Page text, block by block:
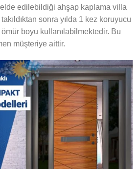
edilebildiği ahşap kaplama villa
sonra yılda 1 kez koruyucu
boyu kullanılabilmektedir. Bu
müşteriye aittir.